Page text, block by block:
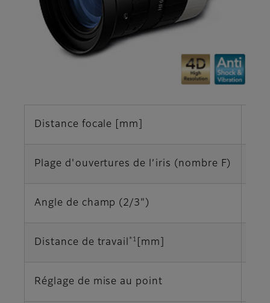
Distance focale [mm]
Plage d'ouvertures de l’iris (nombre F)
Angle de champ (2/3")
Distance de travail *1 [mm]
Réglage de mise au point